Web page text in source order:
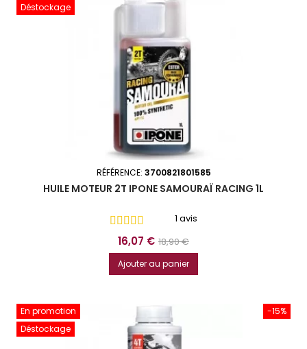
Déstockage
RÉFÉRENCE: 3700821801585
HUILE MOTEUR 2T IPONE SAMOURAÏ RACING 1L
1 avis
Prix
16,07 € Prix
base
18,90 €
Ajouter au panier
-15%
En promotion
Déstockage